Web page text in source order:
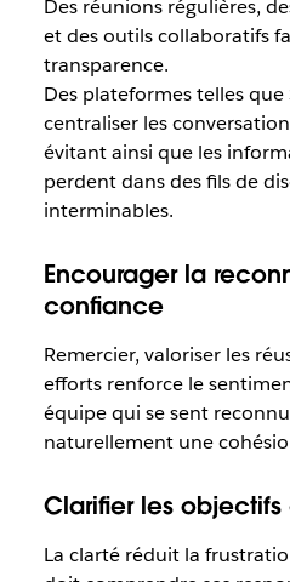
Des réunions régulières,
et des outils collaboratifs
transparence.
Des plateformes telles
centraliser les
évitant ainsi que les
perdent dans des fils de
interminables.
Encourager la
confiance
Remercier, valoriser les
efforts renforce le
équipe qui se sent
naturellement une
Clarifier les objectifs
La clarté réduit la